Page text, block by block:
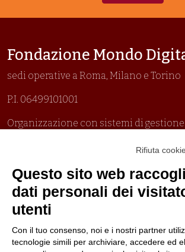
Fondazione Mondo
sedi operative a Roma, Milano e Torino
P.I. 06499101001
Organizzazione con sistemi di
Politica per la parità di genere
Politica antibullismo
Rifiuta
Questo sito web
dati personali dei
utenti
Con il tuo consenso, noi e i nostri partner
tecnologie simili per archiviare, accedere ed